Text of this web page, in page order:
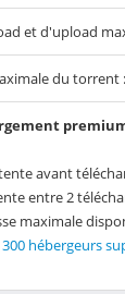
et d'upload
du torrent :
avant
entre 2
maximale
300 hébergeurs